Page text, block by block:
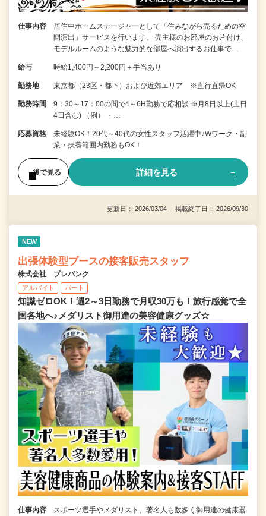
仕事内容
居住中ホームステージャーとして「住みながら売るための空
間演出」サービスを行います。 売主様のお部屋のお片付け、
モデルルームのような魅力的な部屋へ演出するお仕事で…
給与 時給1,400円～2,200円＋手当あり
勤務地 東京都（23区・都下）および近郊エリア ※直行直帰OK
勤務時間
9：30～17：00の間で4～6H勤務で応相談 ※月8日以上(土日
4日含む) （例） ・…
応募資格
未経験OK！20代～40代の女性スタッフ活躍中♪Wワーク・副
業・扶養範囲内勤務もOK！
後で見る 詳細を見る
更新日： 2026/03/04 掲載終了日： 2026/09/30
NEW
出張体験型ブースの接客販売スタッフ
株式会社 プレバンク
アルバイト パート
知識ゼロOK！週2～3日勤務で月収30万も！旅行感覚で全
国各地へ♪メダリスト御用達の美容健康グッズ☆
仕事内容
スポーツ選手やメダリスト、著名人も数多く御用達の健康器